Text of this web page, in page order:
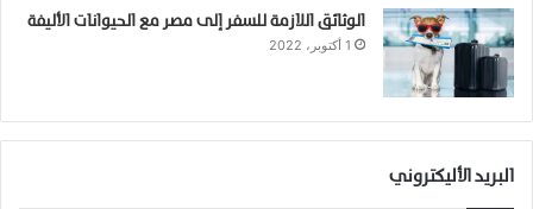
الوثائق اللازمة للسفر إلى مصر مع الحيوانات الأليفة
1 أكتوبر، 2022
البريد الأليكتروني